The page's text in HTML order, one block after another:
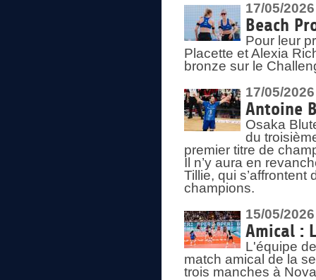
17/05/2026
Beach
Pour leur
Placette et Alexia
bronze sur le
17/05/2026
Antoine
Osaka
du
premier titre de
Il n’y aura en
Tillie, qui
champions.
15/05/2026
Amical :
L'équipe
match amical de la
trois manches à